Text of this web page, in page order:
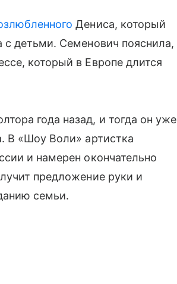
Дениса, который
с детьми. Семенович пояснила,
который в Европе длится
года назад, и тогда он уже
В «Шоу Воли» артистка
и намерен окончательно
предложение руки и
семьи.